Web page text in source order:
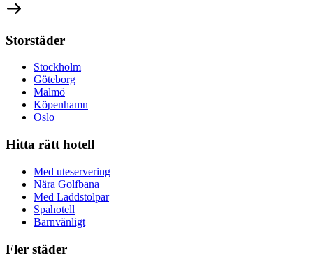
Storstäder
Stockholm
Göteborg
Malmö
Köpenhamn
Oslo
Hitta rätt hotell
Med uteservering
Nära Golfbana
Med Laddstolpar
Spahotell
Barnvänligt
Fler städer